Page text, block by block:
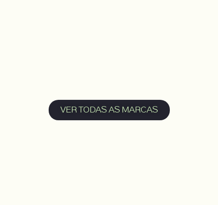
VER TODAS AS MARCAS